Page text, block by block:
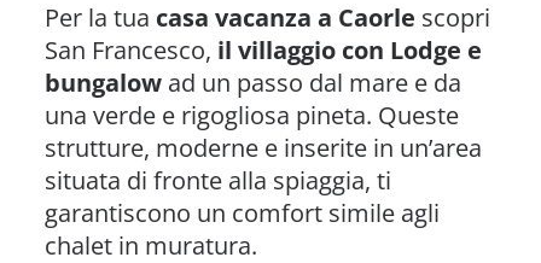
Per la tua casa vacanza a Caorle scopri
San Francesco, il villaggio con Lodge e
bungalow ad un passo dal mare e da
una verde e rigogliosa pineta. Queste
strutture, moderne e inserite in un’area
situata di fronte alla spiaggia, ti
garantiscono un comfort simile agli
chalet in muratura.